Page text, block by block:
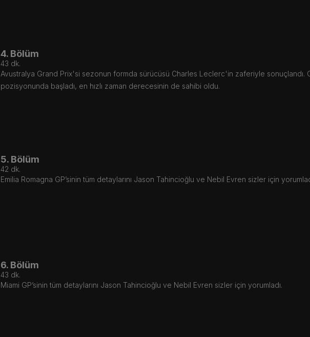
4. Bölüm
43 dk.
Avustralya Grand Prix'si sezonun formda sürücüsü Charles Leclerc'in zaferiyle
pozisyonunda başladı, en hızlı zaman derecesinin de sahibi oldu.
5. Bölüm
42 dk.
Emilia Romagna GP’sinin tüm detaylarını Jason Tahincioğlu ve Nebil Evren sizler için
6. Bölüm
43 dk.
Miami GP’sinin tüm detaylarını Jason Tahincioğlu ve Nebil Evren sizler için yorumladı.